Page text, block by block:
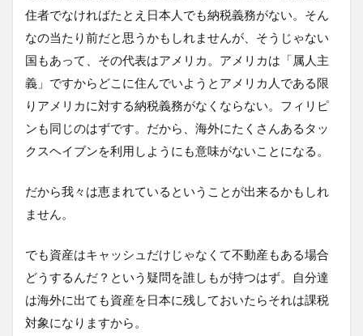
住者でなければたとえ日本人でも納税義務がない。そん
なの当たり前だと思うかもしれませんが、そうじゃない
国もあって、その代表はアメリカ。アメリカは「属人主
義」ですからどこに住んでいようとアメリカ人である限
りアメリカに対する納税義務がなくならない。フィリピ
ンも同じのはずです。だから、海外にたくさんあるタッ
クスヘイブンを利用しようにも意味がないことになる。
だから我々は恵まれているということが出来るかもしれ
ません。
でも資産はキャッシュだけじゃなくて不動産もある場合
どうするんだ？という疑問を誰しもが持つはず。自分達
は海外に出ても資産を日本に残しておいたらそれは課税
対象になりますから。